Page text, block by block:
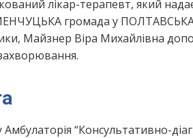
лікар-терапевт, який
громада у ПОЛТАВСЬКА
Майзнер Віра Михайлівна
“Консультативно-